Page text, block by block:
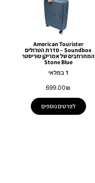
American Tourister
Soundbox – סדרת הטרולים
המתרחבים של אמריקן טוריסטר
Stone Blue
1 במלאי
699.00₪
לפרטים נוספים